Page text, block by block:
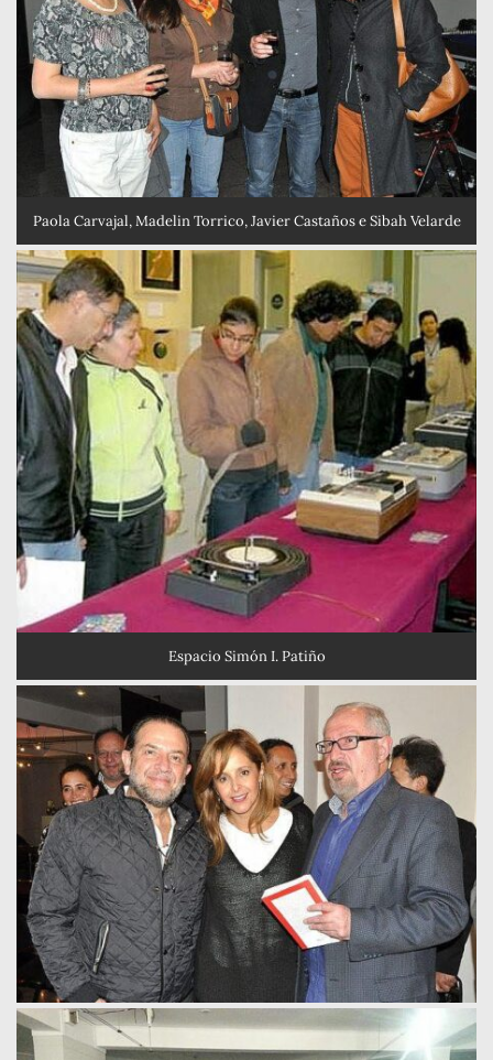
Paola Carvajal, Madelin Torrico, Javier Castaños e Sibah Velarde
Espacio Simón I. Patiño